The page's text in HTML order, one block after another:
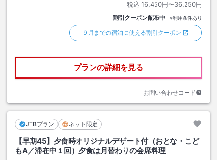
税込 16,450円〜36,250円
割引クーポン配布中 ※利用条件あり
９月までの宿泊に使える割引クーポン
プランの詳細を見る
お問い合わせコード
JTBプラン ネット限定
【早期45】夕食時オリジナルデザート付（おとな・こど
もA／滞在中１回）夕食は月替わりの会席料理